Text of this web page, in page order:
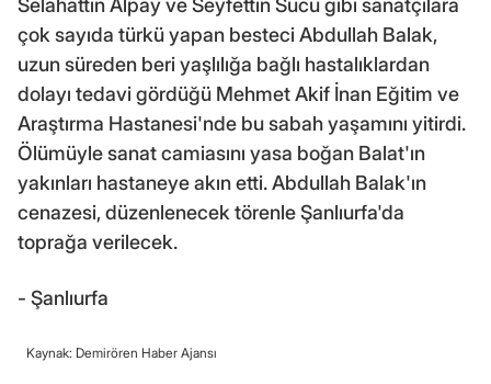
Selahattin Alpay ve Seyfettin Sucu gibi sanatçılara
çok sayıda türkü yapan besteci Abdullah Balak,
uzun süreden beri yaşlılığa bağlı hastalıklardan
dolayı tedavi gördüğü Mehmet Akif İnan Eğitim ve
Araştırma Hastanesi'nde bu sabah yaşamını yitirdi.
Ölümüyle sanat camiasını yasa boğan Balat'ın
yakınları hastaneye akın etti. Abdullah Balak'ın
cenazesi, düzenlenecek törenle Şanlıurfa'da
toprağa verilecek.
- Şanlıurfa
Kaynak: Demirören Haber Ajansı